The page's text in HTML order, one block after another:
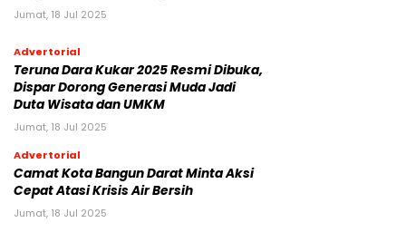
Jumat, 18 Jul 2025
Advertorial
Teruna Dara Kukar 2025 Resmi Dibuka,
Dispar Dorong Generasi Muda Jadi
Duta Wisata dan UMKM
Jumat, 18 Jul 2025
Advertorial
Camat Kota Bangun Darat Minta Aksi
Cepat Atasi Krisis Air Bersih
Jumat, 18 Jul 2025